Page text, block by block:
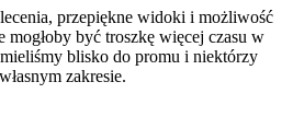
przepiękne widoki i możliwość
mogłoby być troszkę więcej czasu w
blisko do promu i niektórzy
zakresie.